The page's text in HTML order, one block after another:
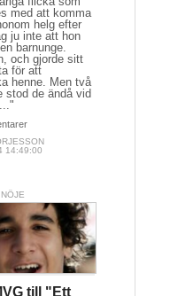
med att komma
helg efter
ju inte att hon
barnunge.
och gjorde sitt
för att
henne. Men två
stod de ändå vid
14:49:00
till "Ett